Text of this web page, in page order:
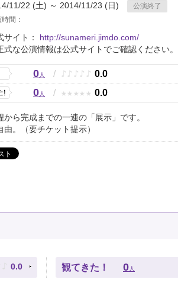
11/22 (土) ～ 2014/11/23 (日)
公演終了
間：
サイト： http://sunameri.jimdo.com/
な公演情報は公式サイトでご確認ください。
0人 / ♪ ♪ ♪ ♪ ♪ 0.0
0人 / ★ ★ ★ ★ ★ 0.0
から完成までの一連の「展示」です。
由。（要チケット提示）
♪ 0.0 観てきた！ 0 人